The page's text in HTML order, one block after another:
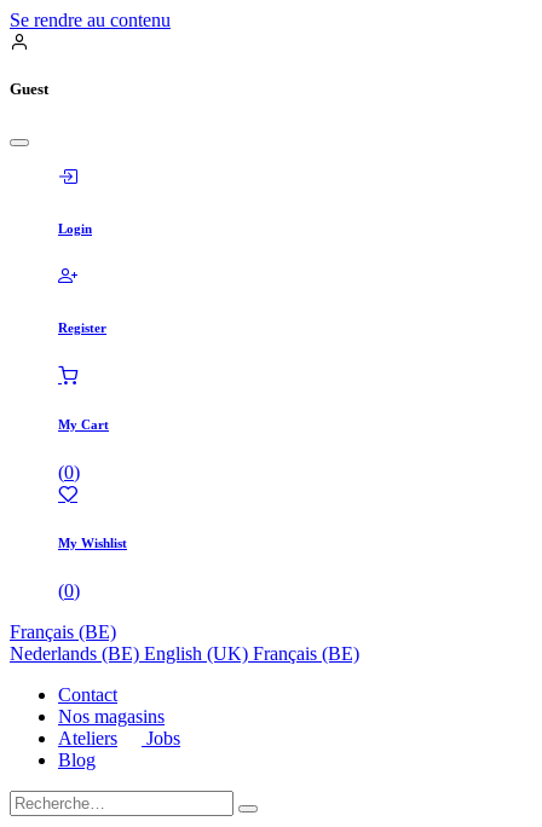
Se rendre au contenu
Guest
Login
Register
My Cart
(0)
My Wishlist
(0)
Français (BE)
Nederlands (BE) English (UK) Français (BE)
Contact
Nos magasins
Ateliers
Jobs
Blog